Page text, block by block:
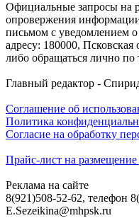
Официальные запросы на
опровержения
письмом с уведомлением
адресу: 180000, Псковская
либо обращаться лично по
Главный редактор -
Соглашение об
Политика
Согласие на обработку
Прайс-лист на
Реклама на сайте
8(921)508-52-62, телефон
E.Sezeikina@mhpsk.ru